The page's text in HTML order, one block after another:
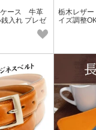
ケース 牛革
入れ プレゼ
栃木レザ
イズ調整